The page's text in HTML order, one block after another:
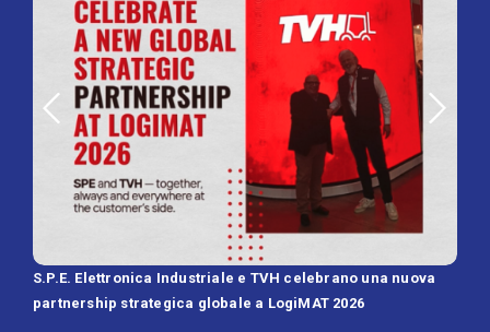
S.P.E. Elettronica Industriale e TVH celebrano una nuova
partnership strategica globale a LogiMAT 2026